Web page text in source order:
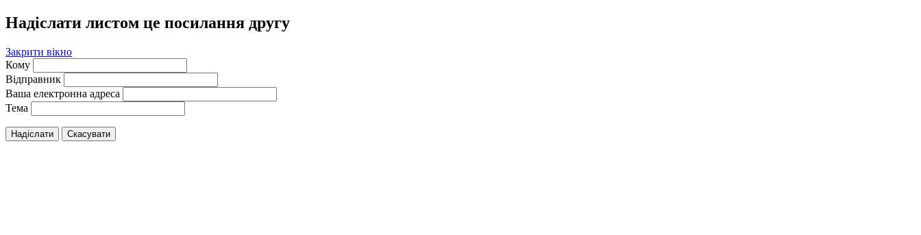
Надіслати листом це посилання другу
Закрити вікно
Кому
Відправник
Ваша електронна адреса
Тема
Надіслати Скасувати